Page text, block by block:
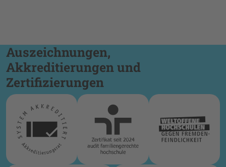
Auszeichnungen,
Akkreditierungen und
Zertifizierungen